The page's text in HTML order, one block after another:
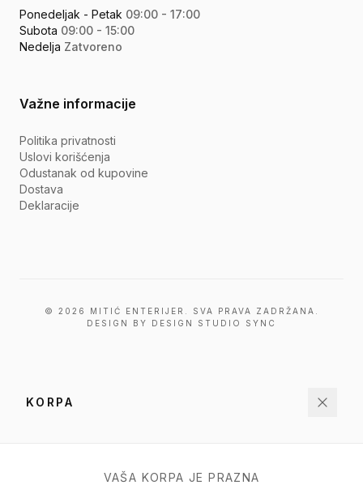
Ponedeljak - Petak 09:00 - 17:00
Subota 09:00 - 15:00
Nedelja Zatvoreno
Važne informacije
Politika privatnosti
Uslovi korišćenja
Odustanak od kupovine
Dostava
Deklaracije
© 2026 MITIĆ ENTERIJER. SVA PRAVA ZADRŽANA.
DESIGN BY DESIGN STUDIO SYNC
KORPA
VAŠA KORPA JE PRAZNA